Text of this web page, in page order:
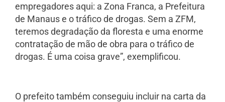
empregadores aqui: a Zona Franca, a Prefeitura
de Manaus e o tráfico de drogas. Sem a ZFM,
teremos degradação da floresta e uma enorme
contratação de mão de obra para o tráfico de
drogas. É uma coisa grave”, exemplificou.
O prefeito também conseguiu incluir na carta da